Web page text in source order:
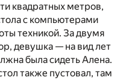
квадратных метров,
с компьютерами
техникой. За двумя
девушка — на вид лет
была сидеть Алена.
также пустовал, там